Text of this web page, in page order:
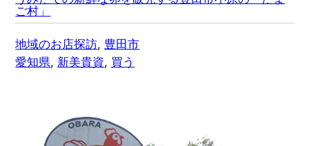
ご村」
地域のお店探訪, 豊田市
愛知県, 新美貴資, 買う